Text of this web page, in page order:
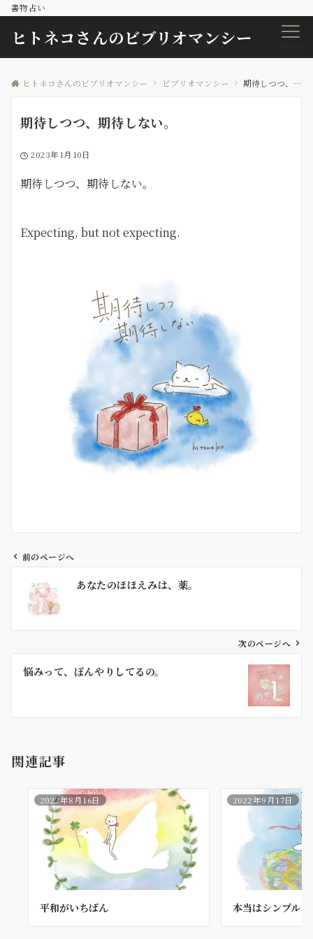
書物占い
ヒトネコさんのビブリオマンシー
ヒトネコさんのビブリオマンシー ビブリオマンシー 期待しつつ、期待しない。
期待しつつ、期待しない。
2023年1月10日
期待しつつ、期待しない。
Expecting, but not expecting.
ビ
ン
前のページへ
あなたのほほえみは、薬。
次のページへ
悩みって、ぼんやりしてるの。
関連記事
2022年8月16日
平和がいちばん
2022年9月17日
本当はシンプル